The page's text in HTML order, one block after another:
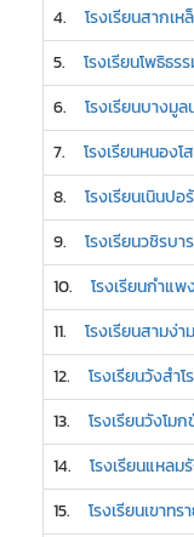
4. โรงเรียนสากเห
5. โรงเรียนโพธิธ
6. โรงเรียนบางมู
7. โรงเรียนหนอง
8. โรงเรียนเนินป
9. โรงเรียนวชิรบ
10. โรงเรียนกำแ
11. โรงเรียนสามง่
12. โรงเรียนวังสำ
13. โรงเรียนวังโม
14. โรงเรียนแหลม
15. โรงเรียนเขาท